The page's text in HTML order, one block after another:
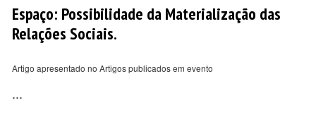
Espaço: Possibilidade da Materialização das
Relações Sociais.
Artigo apresentado no Artigos publicados em evento
...